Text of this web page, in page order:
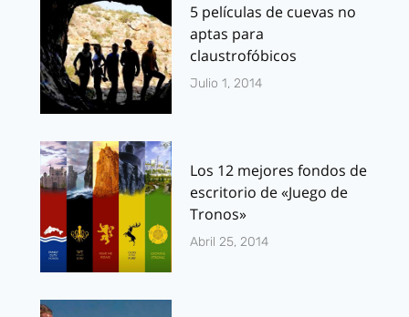
5 películas de cuevas no
aptas para
claustrofóbicos
Julio 1, 2014
Los 12 mejores fondos de
escritorio de «Juego de
Tronos»
Abril 25, 2014